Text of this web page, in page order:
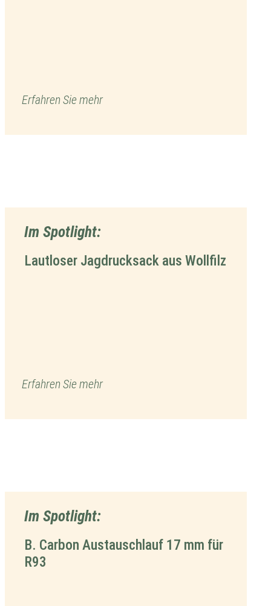
Erfahren Sie mehr
Im Spotlight:
Lautloser Jagdrucksack aus Wollfilz
Erfahren Sie mehr
Im Spotlight:
B. Carbon Austauschlauf 17 mm für
R93